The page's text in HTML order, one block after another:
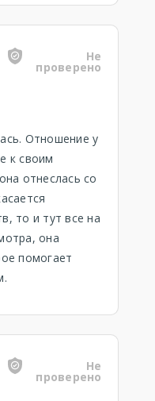
Не
проверено
Отношение у
к своим
отнеслась со
то и тут все на
она
помогает
Не
проверено